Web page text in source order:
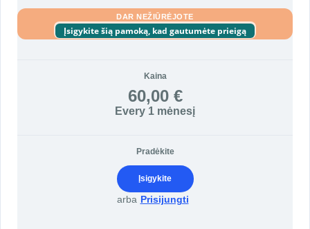
DAR NEŽIŪRĖJOTE
Įsigykite šią pamoką, kad gautumėte prieigą
Kaina
60,00 €
Every 1 mėnesį
Pradėkite
Įsigykite
arba Prisijungti